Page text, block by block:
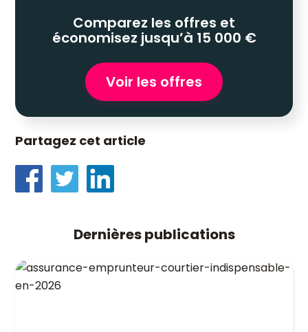
Comparez les offres et
économisez jusqu’à 15 000 €
Voir les offres
Partagez cet article
Dernières publications